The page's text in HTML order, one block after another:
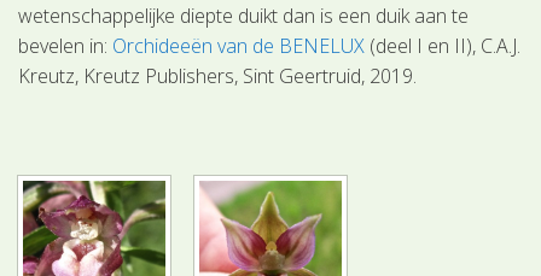
wetenschappelijke diepte duikt dan is een duik aan te
bevelen in: Orchideeën van de BENELUX (deel I en II), C.A.J.
Kreutz, Kreutz Publishers, Sint Geertruid, 2019.